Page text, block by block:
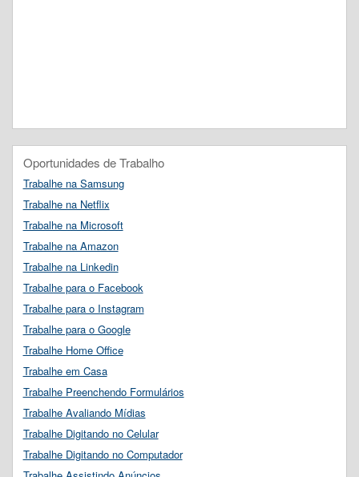
Oportunidades de Trabalho
Trabalhe na Samsung
Trabalhe na Netflix
Trabalhe na Microsoft
Trabalhe na Amazon
Trabalhe na Linkedin
Trabalhe para o Facebook
Trabalhe para o Instagram
Trabalhe para o Google
Trabalhe Home Office
Trabalhe em Casa
Trabalhe Preenchendo Formulários
Trabalhe Avaliando Mídias
Trabalhe Digitando no Celular
Trabalhe Digitando no Computador